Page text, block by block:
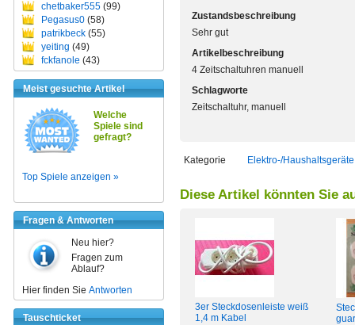
chetbaker555 (99)
Pegasus0 (58)
patrikbeck (55)
yeiting (49)
fckfanole (43)
Meist gesuchte Artikel
Welche
Spiele sind
gefragt?
Top Spiele anzeigen »
Fragen & Antworten
Neu hier?
Fragen zum
Ablauf?
Hier finden Sie Antworten
Tauschticket
Zustandsbeschreibung
Sehr gut
Artikelbeschreibung
4 Zeitschaltuhren manuell
Schlagworte
Zeitschaltuhr, manuell
Kategorie Elektro-/Haushaltsgeräte
Diese Artikel könnten Sie
3er Steckdosenleiste weiß
1,4 m Kabel